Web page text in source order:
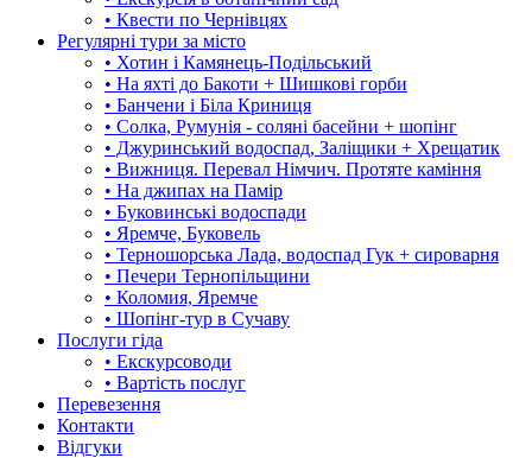
• Квести по Чернівцях
Регулярні тури за місто
• Хотин і Камянець-Подільський
• На яхті до Бакоти + Шишкові горби
• Банчени і Біла Криниця
• Солка, Румунія - соляні басейни + шопінг
• Джуринський водоспад, Заліщики + Хрещатик
• Вижниця. Перевал Німчич. Протяте каміння
• На джипах на Памір
• Буковинські водоспади
• Яремче, Буковель
• Терношорська Лада, водоспад Гук + сироварня
• Печери Тернопільщини
• Коломия, Яремче
• Шопінг-тур в Сучаву
Послуги гіда
• Екскурсоводи
• Вартість послуг
Перевезення
Контакти
Відгуки